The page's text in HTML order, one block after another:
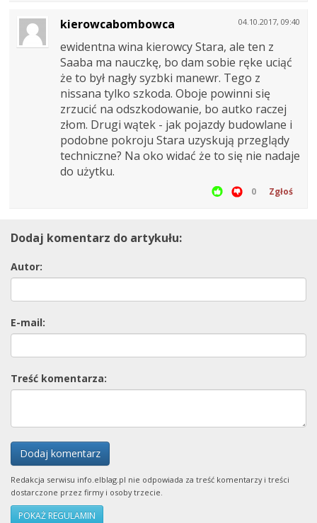
04.10.2017, 09:40
kierowcabombowca
ewidentna wina kierowcy Stara, ale ten z
Saaba ma nauczkę, bo dam sobie ręke uciąć
że to był nagły syzbki manewr. Tego z
nissana tylko szkoda. Oboje powinni się
zrzucić na odszkodowanie, bo autko raczej
złom. Drugi wątek - jak pojazdy budowlane i
podobne pokroju Stara uzyskują przeglądy
techniczne? Na oko widać że to się nie nadaje
do użytku.
0 Zgłoś
Dodaj komentarz do artykułu:
Autor:
E-mail:
Treść komentarza:
Dodaj komentarz
Redakcja serwisu info.elblag.pl nie odpowiada za treść komentarzy i treści
dostarczone przez firmy i osoby trzecie.
POKAŻ REGULAMIN